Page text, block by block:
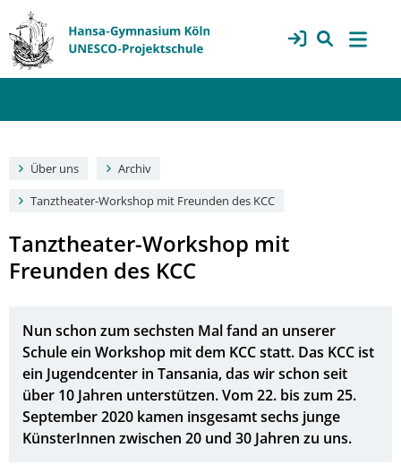
Über uns
Archiv
Tanztheater-Workshop mit Freunden des KCC
Tanztheater-Workshop mit
Freunden des KCC
Nun schon zum sechsten Mal fand an unserer
Schule ein Workshop mit dem KCC statt. Das KCC ist
ein Jugendcenter in Tansania, das wir schon seit
über 10 Jahren unterstützen. Vom 22. bis zum 25.
September 2020 kamen insgesamt sechs junge
KünsterInnen zwischen 20 und 30 Jahren zu uns.